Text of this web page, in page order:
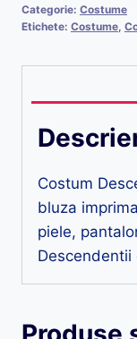
Categorie: Costume
Etichete: Costume
Costum
bluza
piele,
Descendentii